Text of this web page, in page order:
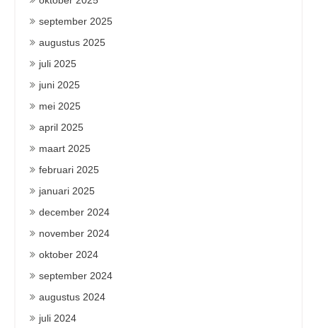
september 2025
augustus 2025
juli 2025
juni 2025
mei 2025
april 2025
maart 2025
februari 2025
januari 2025
december 2024
november 2024
oktober 2024
september 2024
augustus 2024
juli 2024